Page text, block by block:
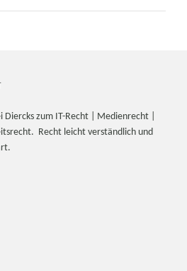
Diercks zum IT-Recht | Medienrecht |
Recht leicht verständlich und